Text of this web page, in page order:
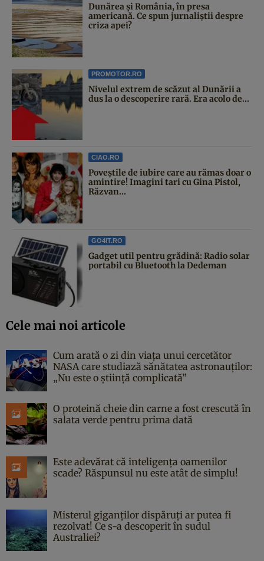
Dunărea și România, în presa
americană. Ce spun jurnaliștii despre
criza apei?
PROMOTOR.RO
Nivelul extrem de scăzut al Dunării a
dus la o descoperire rară. Era acolo de...
CIAO.RO
Poveştile de iubire care au rămas doar o
amintire! Imagini tari cu Gina Pistol,
Răzvan...
GO4IT.RO
Gadget util pentru grădină: Radio solar
portabil cu Bluetooth la Dedeman
Cele mai noi articole
Cum arată o zi din viața unui cercetător
NASA care studiază sănătatea astronauților:
„Nu este o știință complicată”
O proteină cheie din carne a fost crescută în
salata verde pentru prima dată
Este adevărat că inteligența oamenilor
scade? Răspunsul nu este atât de simplu!
Misterul giganților dispăruți ar putea fi
rezolvat! Ce s-a descoperit în sudul
Australiei?